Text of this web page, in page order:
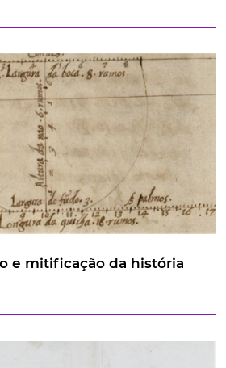
e mitificação da história